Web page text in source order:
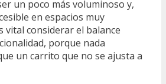
un poco más voluminoso y,
en espacios muy
vital considerar el balance
porque nada
un carrito que no se ajusta a